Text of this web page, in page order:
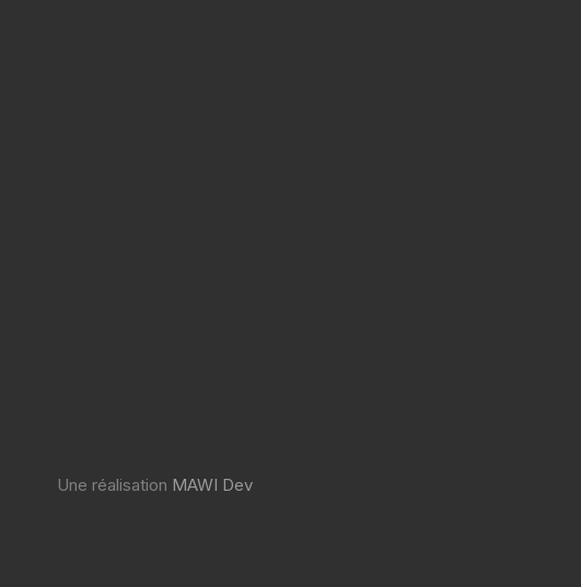
Une réalisation MAWI Dev